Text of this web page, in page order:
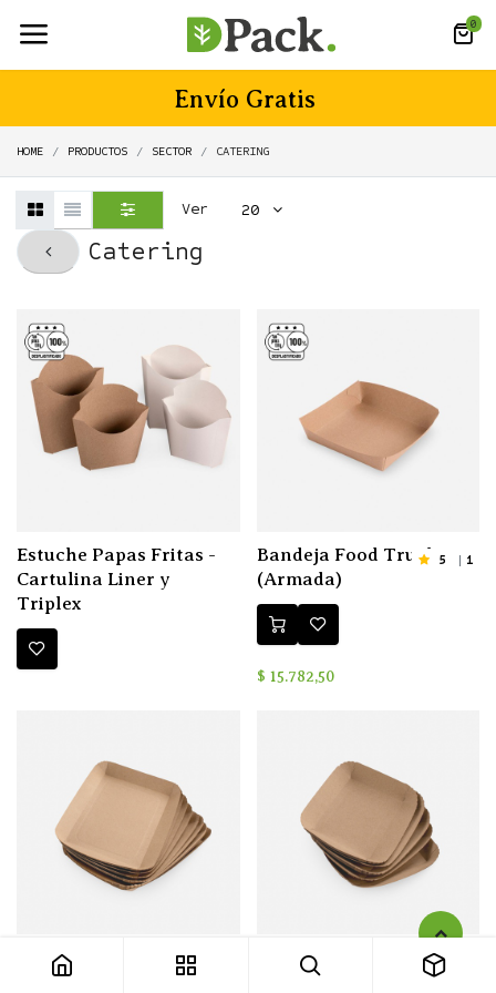
0
Envío Gratis
HOME PRODUCTOS SECTOR CATERING
Catering
Ver 20
Estuche Papas Fritas -
Cartulina Liner y
Triplex
5 1
Bandeja Food Truck
(Armada)
$ 15.782,50
Bandeja N°5 Liner 350
reforzadas sin bolsa
Bandeja N°2 Liner 400
reforzadas sin bolsa